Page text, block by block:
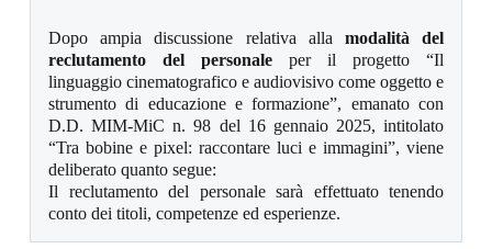
Dopo ampia discussione relativa alla modalità del
reclutamento del personale per il progetto “Il
linguaggio cinematografico e audiovisivo come oggetto e
strumento di educazione e formazione”, emanato con
D.D. MIM-MiC n. 98 del 16 gennaio 2025, intitolato
“Tra bobine e pixel: raccontare luci e immagini”, viene
deliberato quanto segue:
Il reclutamento del personale sarà effettuato tenendo
conto dei titoli, competenze ed esperienze.